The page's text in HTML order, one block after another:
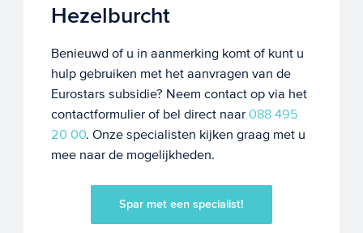
Hezelburcht
Benieuwd of u in aanmerking komt of kunt u
hulp gebruiken met het aanvragen van de
Eurostars subsidie? Neem contact op via het
contactformulier of bel direct naar 088 495
20 00. Onze specialisten kijken graag met u
mee naar de mogelijkheden.
Spar met een specialist!